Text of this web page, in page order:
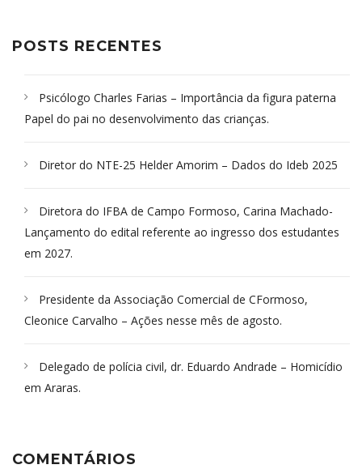
POSTS RECENTES
Psicólogo Charles Farias – Importância da figura paterna
Papel do pai no desenvolvimento das crianças.
Diretor do NTE-25 Helder Amorim – Dados do Ideb 2025
Diretora do IFBA de Campo Formoso, Carina Machado-
Lançamento do edital referente ao ingresso dos estudantes
em 2027.
Presidente da Associação Comercial de CFormoso,
Cleonice Carvalho – Ações nesse mês de agosto.
Delegado de polícia civil, dr. Eduardo Andrade – Homicídio
em Araras.
COMENTÁRIOS